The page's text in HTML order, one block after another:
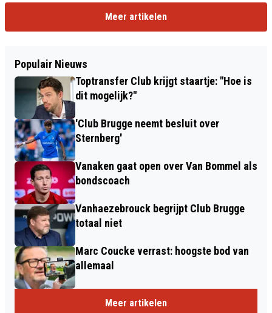
Meer artikelen
Populair Nieuws
Toptransfer Club krijgt staartje: "Hoe is
dit mogelijk?"
'Club Brugge neemt besluit over
Sternberg'
Vanaken gaat open over Van Bommel als
bondscoach
Vanhaezebrouck begrijpt Club Brugge
totaal niet
Marc Coucke verrast: hoogste bod van
allemaal
Meer artikelen